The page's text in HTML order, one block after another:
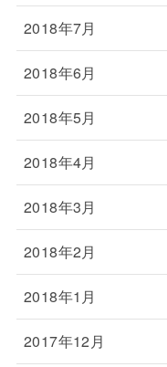
2018年7月
2018年6月
2018年5月
2018年4月
2018年3月
2018年2月
2018年1月
2017年12月